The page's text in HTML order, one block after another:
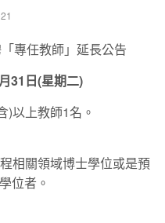
專任教師」延長公告
31日(星期二)
)以上教師1名。
相關領域博士學位或是預
位者。